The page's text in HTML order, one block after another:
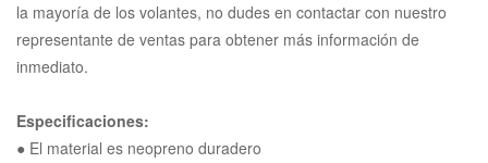
la mayoría de los volantes, no dudes en contactar con nuestro
representante de ventas para obtener más información de
inmediato.
Especificaciones:
● El material es neopreno duradero